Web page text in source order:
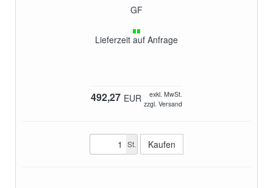
GF
Lieferzeit auf Anfrage
492,27 EUR
exkl. MwSt.
zzgl. Versand
St.